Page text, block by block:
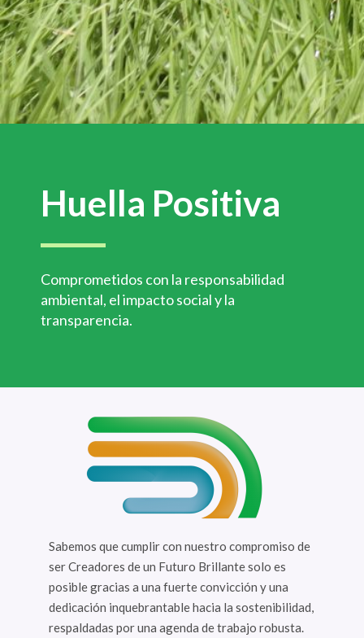
Huella Positiva
Comprometidos con la responsabilidad
ambiental, el impacto social y la
transparencia.
Sabemos que cumplir con nuestro compromiso de
ser Creadores de un Futuro Brillante solo es
posible gracias a una fuerte convicción y una
dedicación inquebrantable hacia la sostenibilidad,
respaldadas por una agenda de trabajo robusta.